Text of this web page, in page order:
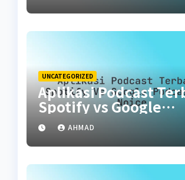
UNCATEGORIZED
Aplikasi Podcast
Spotify vs Google
Podcasts vs Noice
AHMAD